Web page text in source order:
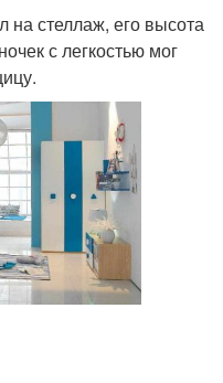
стеллаж, его высота
с легкостью мог